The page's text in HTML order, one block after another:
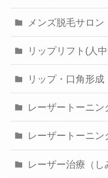
メンズ脱毛サロン
リップリフト(人
リップ・口角形成
レーザートーニン
レーザートーニン
レーザー治療（し